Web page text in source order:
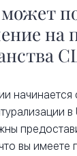
на
в
вы имеете